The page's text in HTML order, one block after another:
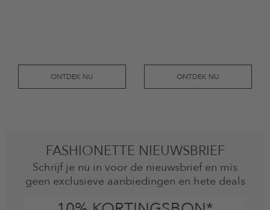
ONTDEK NU ONTDEK NU
FASHIONETTE NIEUWSBRIEF
Schrijf je nu in voor de nieuwsbrief en mis
geen exclusieve aanbiedingen en hete deals